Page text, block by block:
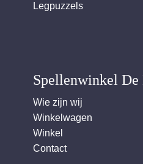
Legpuzzels
Spellenwinkel De
Wie zijn wij
Winkelwagen
Winkel
Contact